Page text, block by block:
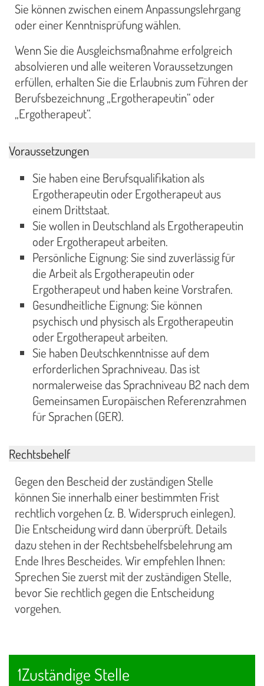
Sie können zwischen einem Anpassungslehrgang
oder einer Kenntnisprüfung wählen.
Wenn Sie die Ausgleichsmaßnahme erfolgreich
absolvieren und alle weiteren Voraussetzungen
erfüllen, erhalten Sie die Erlaubnis zum Führen der
Berufsbezeichnung „Ergotherapeutin“ oder
„Ergotherapeut“.
Voraussetzungen
Sie haben eine Berufsqualifikation als
Ergotherapeutin oder Ergotherapeut aus
einem Drittstaat.
Sie wollen in Deutschland als Ergotherapeutin
oder Ergotherapeut arbeiten.
Persönliche Eignung: Sie sind zuverlässig für
die Arbeit als Ergotherapeutin oder
Ergotherapeut und haben keine Vorstrafen.
Gesundheitliche Eignung: Sie können
psychisch und physisch als Ergotherapeutin
oder Ergotherapeut arbeiten.
Sie haben Deutschkenntnisse auf dem
erforderlichen Sprachniveau. Das ist
normalerweise das Sprachniveau B2 nach dem
Gemeinsamen Europäischen Referenzrahmen
für Sprachen (GER).
Rechtsbehelf
Gegen den Bescheid der zuständigen Stelle
können Sie innerhalb einer bestimmten Frist
rechtlich vorgehen (z. B. Widerspruch einlegen).
Die Entscheidung wird dann überprüft. Details
dazu stehen in der Rechtsbehelfsbelehrung am
Ende Ihres Bescheides. Wir empfehlen Ihnen:
Sprechen Sie zuerst mit der zuständigen Stelle,
bevor Sie rechtlich gegen die Entscheidung
vorgehen.
1Zuständige Stelle